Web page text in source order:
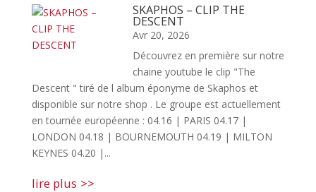
SKAPHOS – CLIP THE
DESCENT
Avr 20, 2026
Découvrez en première sur notre
chaine youtube le clip "The
Descent " tiré de l album éponyme de Skaphos et
disponible sur notre shop . Le groupe est actuellement
en tournée européenne : 04.16 | PARIS 04.17 |
LONDON 04.18 | BOURNEMOUTH 04.19 | MILTON
KEYNES 04.20 |...
lire plus